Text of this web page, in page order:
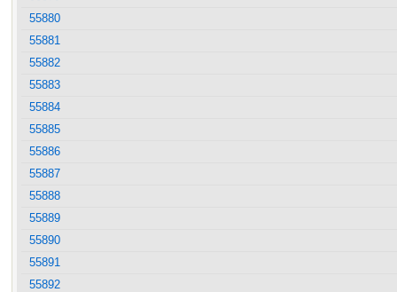
55880
55881
55882
55883
55884
55885
55886
55887
55888
55889
55890
55891
55892